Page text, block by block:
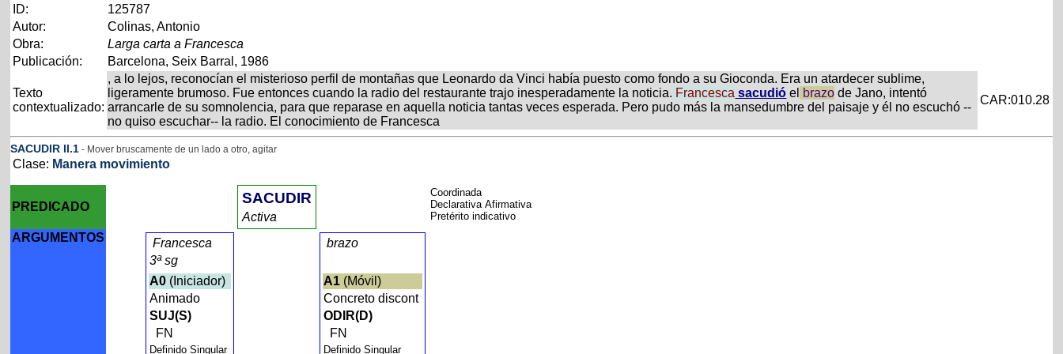
ID:
125787
Autor:
Colinas, Antonio
Obra:
Larga carta a Francesca
Publicación:
Barcelona, Seix Barral, 1986
Texto
contextualizado:
, a lo lejos, reconocían el misterioso perfil de montañas que Leonardo da Vinci había puesto como fondo a su Gioconda. Era un atardecer sublime,
ligeramente brumoso. Fue entonces cuando la radio del restaurante trajo inesperadamente la noticia. Francesca sacudió el brazo de Jano, intentó
arrancarle de su somnolencia, para que reparase en aquella noticia tantas veces esperada. Pero pudo más la mansedumbre del paisaje y él no escuchó --
no quiso escuchar-- la radio. El conocimiento de Francesca
CAR:010.28
SACUDIR II.1 - Mover bruscamente de un lado a otro, agitar
Clase: Manera movimiento
PREDICADO
SACUDIR
Activa
Coordinada
Declarativa Afirmativa
Pretérito indicativo
ARGUMENTOS
Francesca
3ª sg
A0 (Iniciador)
Animado
SUJ(S)
FN
Definido Singular
brazo
A1 (Móvil)
Concreto discont
ODIR(D)
FN
Definido Singular